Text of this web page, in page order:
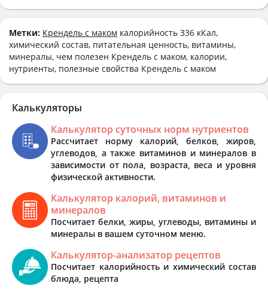
Метки: Крендель с маком калорийность 336 кКал,
химический состав, питательная ценность, витамины,
минералы, чем полезен Крендель с маком, калории,
нутриенты, полезные свойства Крендель с маком
Калькуляторы
Калькулятор суточных норм нутриентов
Рассчитает норму калорий, белков, жиров,
углеводов, а также витаминов и минералов в
зависимости от пола, возраста, веса и уровня
физической активности.
Калькулятор калорий, витаминов и
минералов
Посчитает белки, жиры, углеводы, витамины и
минералы в вашем суточном меню.
Калькулятор-анализатор рецептов
Посчитает калорийность и химический состав
блюда, рецепта